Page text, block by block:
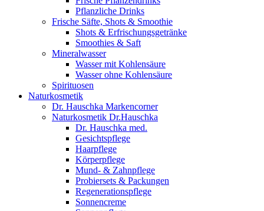
Pflanzliche Drinks
Frische Säfte, Shots & Smoothie
Shots & Erfrischungsgetränke
Smoothies & Saft
Mineralwasser
Wasser mit Kohlensäure
Wasser ohne Kohlensäure
Spirituosen
Naturkosmetik
Dr. Hauschka Markencorner
Naturkosmetik Dr.Hauschka
Dr. Hauschka med.
Gesichtspflege
Haarpflege
Körperpflege
Mund- & Zahnpflege
Probiersets & Packungen
Regenerationspflege
Sonnencreme